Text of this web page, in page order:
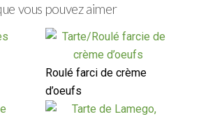
vous pouvez aimer
Roulé farci de crème
d’oeufs